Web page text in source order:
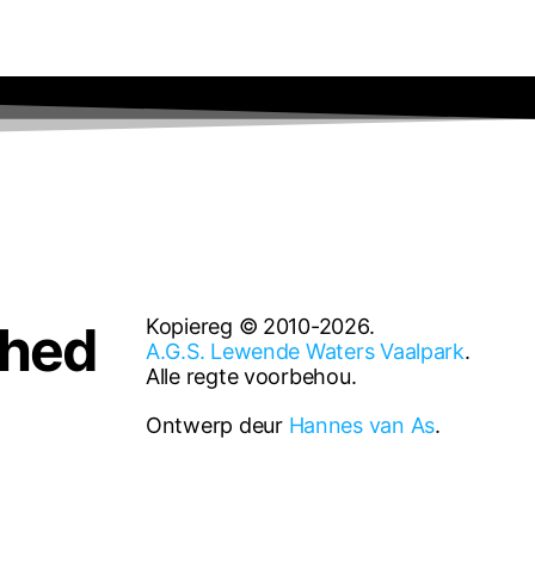
Kopiereg © 2010-2026.
A.G.S. Lewende Waters Vaalpark.
Alle regte voorbehou.
Ontwerp deur Hannes van As.